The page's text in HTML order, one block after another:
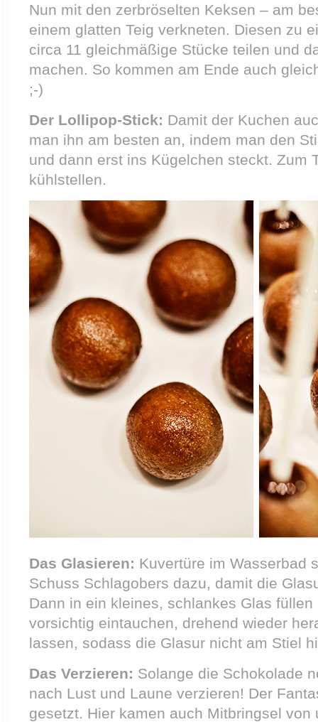
Nun mit den zerbröselten Keksen – am
einem glatten Teig verkneten. Diesen zu
circa 11 gleichmäßige Stücke teilen und
machen. So kommen am Ende auch
;-)
Der Lollipop-Stick: Damit der Kuchen
man ihn am besten an, indem man den
und dann erst ins Kügelchen steckt. Zum
kühlstellen.
Das Glasieren: Kuvertüre im Wasserbad
Schuss Schlagobers dazu, damit die
Dann in ein kleines, schlankes Glas füllen
vorsichtig eintauchen, drehend wieder
lassen, sodass die Glasur nicht am Stiel
Das Verzieren: Solange die Schokolade
nach Lust und Laune verzieren! Der
gesetzt. Hier kamen auch Mitbringsel